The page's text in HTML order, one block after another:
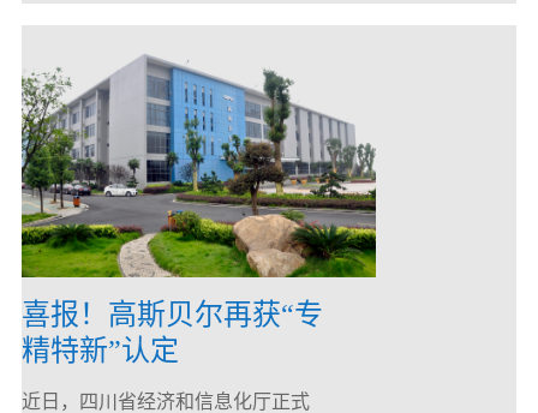
喜报！高斯贝尔再获“专
精特新”认定
近日，四川省经济和信息化厅正式